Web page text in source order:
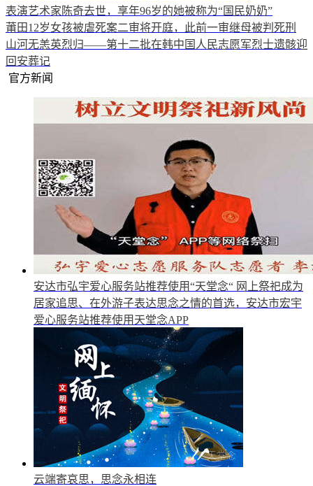
表演艺术家陈奇去世，享年96岁的她被称为“国民奶奶”
莆田12岁女孩被虐死案二审将开庭，此前一审继母被判死刑
山河无恙英烈归——第十二批在韩中国人民志愿军烈士遗骸迎
回安葬记
官方新闻
安达市弘宇爱心服务站推荐使用“天堂念“ 网上祭祀成为
居家追思、在外游子表达思念之情的首选，安达市宏宇
爱心服务站推荐使用天堂念APP
云端寄哀思，思念永相连